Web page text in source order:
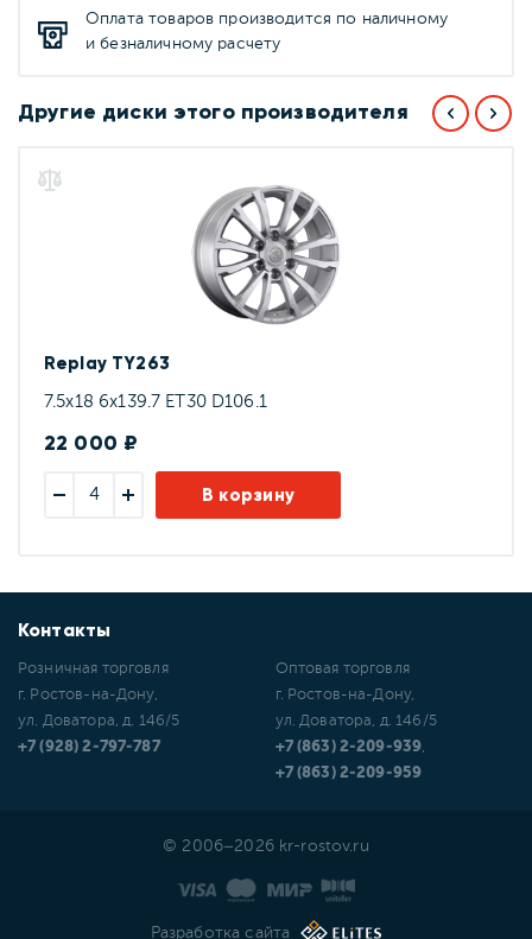
Оплата товаров производится по наличному
и безналичному расчету
Другие диски этого производителя
Replay TY263
7.5x18 6x139.7 ET30 D106.1
22 000 ₽
В корзину
Контакты
Розничная торговля
г. Ростов-на-Дону,
ул. Доватора, д. 146/5
+7 (928) 2-797-787
Оптовая торговля
г. Ростов-на-Дону,
ул. Доватора, д. 146/5
+7 (863) 2-209-939,
+7 (863) 2-209-959
© 2006–2026 kr-rostov.ru
Разработка сайта